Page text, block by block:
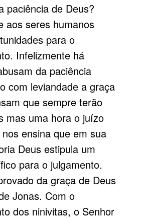
paciência de Deus?
aos seres humanos
para o
Infelizmente há
da paciência
com leviandade a graça
que sempre terão
mas uma hora o juízo
ensina que em sua
Deus estipula um
para o julgamento.
da graça de Deus
Jonas. Com o
dos ninivitas, o Senhor